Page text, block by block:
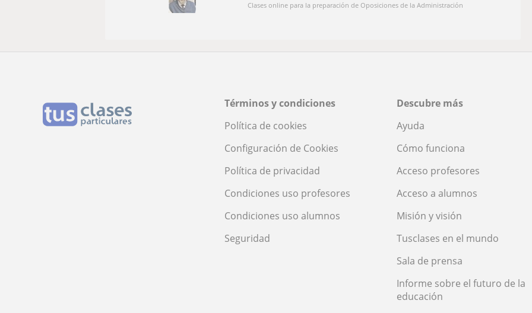
Clases online para la preparación de Oposiciones de la Administración
Términos y condiciones
Política de cookies
Configuración de Cookies
Política de privacidad
Condiciones uso profesores
Condiciones uso alumnos
Seguridad
Descubre más
Ayuda
Cómo funciona
Acceso profesores
Acceso a alumnos
Misión y visión
Tusclases en el mundo
Sala de prensa
Informe sobre el futuro de la
educación